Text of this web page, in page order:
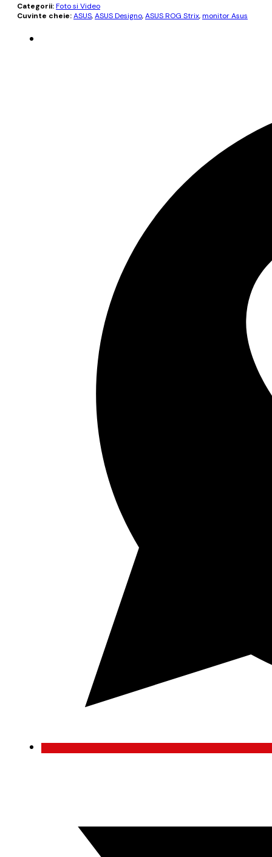
Categorii:Foto si Video
Cuvinte cheie:ASUS,ASUS Designo,ASUS ROG Strix,monitor Asus